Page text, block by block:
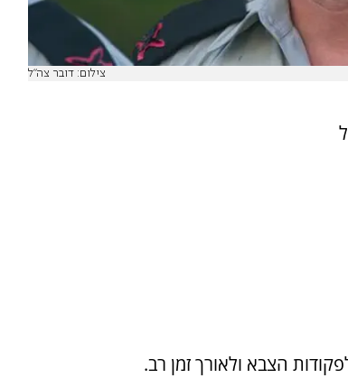
צילום: דובר צה"ל
הצבא ולאורך זמן רב.